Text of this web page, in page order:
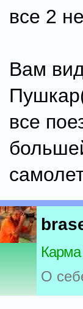
все 2
Вам
все
О